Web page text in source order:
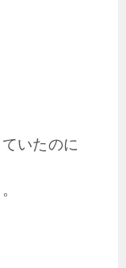
いたのに